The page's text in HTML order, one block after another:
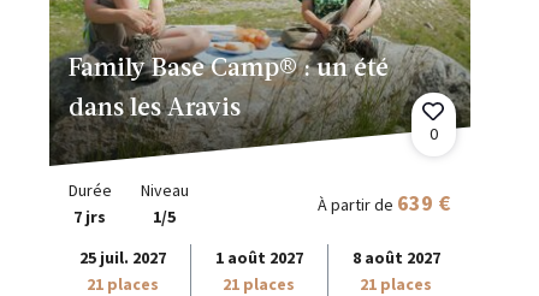
Family Base Camp® : un été
dans les Aravis
0
Durée
7 jrs
Niveau
1/5
À partir de 639 €
25 juil. 2027
21 places
1 août 2027
21 places
8 août 2027
21 places